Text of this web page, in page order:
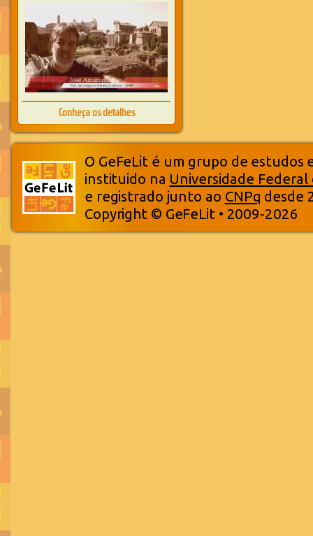
Conheça os detalhes
O GeFeLit é um grupo de estudos
instituido na Universidade Federal
e registrado junto ao CNPq desde
Copyright © GeFeLit • 2009-2026